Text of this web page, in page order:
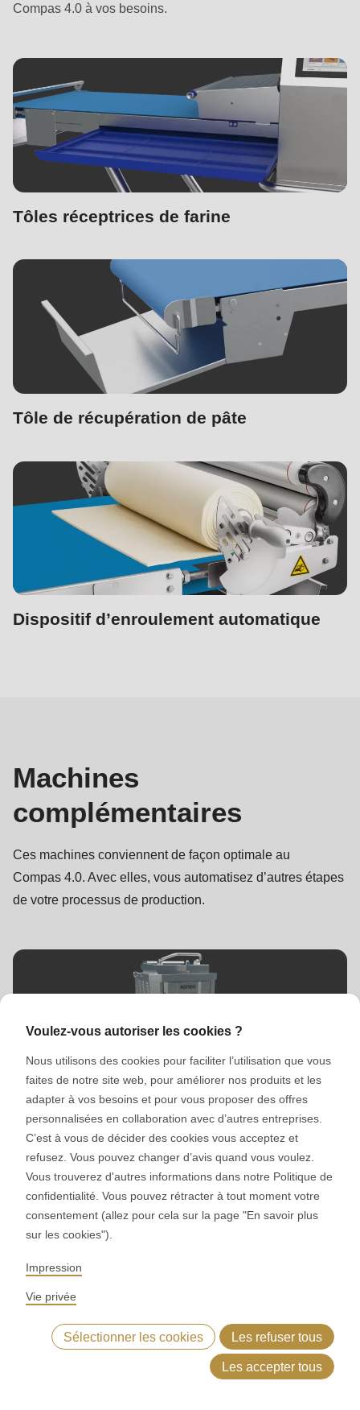
Compas 4.0 à vos besoins.
Tôles réceptrices de farine
Tôle de récupération de pâte
Dispositif d’enroulement automatique
Machines
complémentaires
Ces machines conviennent de façon optimale au
Compas 4.0. Avec elles, vous automatisez d’autres étapes
de votre processus de production.
Rondopress
Table de transfert
Voulez-vous autoriser les cookies ?
Nous utilisons des cookies pour faciliter l’utilisation que vous
faites de notre site web, pour améliorer nos produits et les
adapter à vos besoins et pour vous proposer des offres
personnalisées en collaboration avec d’autres entreprises.
C’est à vous de décider des cookies vous acceptez et
refusez. Vous pouvez changer d’avis quand vous voulez.
Vous trouverez d'autres informations dans notre Politique de
confidentialité. Vous pouvez rétracter à tout moment votre
consentement (allez pour cela sur la page "En savoir plus
sur les cookies").
Impression
Vie privée
Sélectionner les cookies Les refuser tous
Les accepter tous